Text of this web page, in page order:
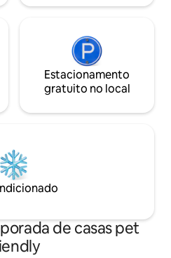
(preço:
Estacionamento
gratuito no local
de casas pet